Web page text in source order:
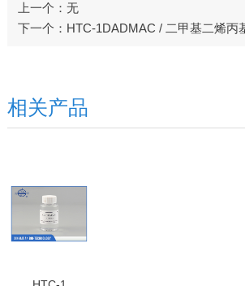
上一个：无
下一个：HTC-1DADMAC / 二甲基二烯丙
相关产品